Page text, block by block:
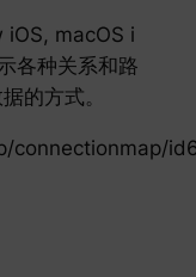
macOS i
各种关系和路
的方式。
connectionmap/